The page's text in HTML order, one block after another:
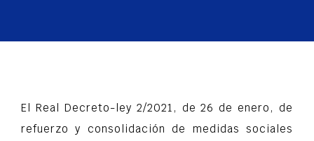
El Real Decreto-ley 2/2021, de 26 de enero, de
refuerzo y consolidación de medidas sociales